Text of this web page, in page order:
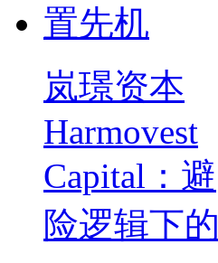
岚璟资本
Harmovest
Capital：避
险逻辑下的